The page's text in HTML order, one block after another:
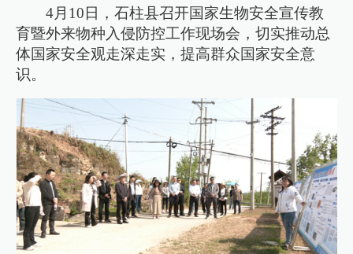
4月10日，石柱县召开国家生物安全宣传教
育暨外来物种入侵防控工作现场会，切实推动总
体国家安全观走深走实，提高群众国家安全意
识。